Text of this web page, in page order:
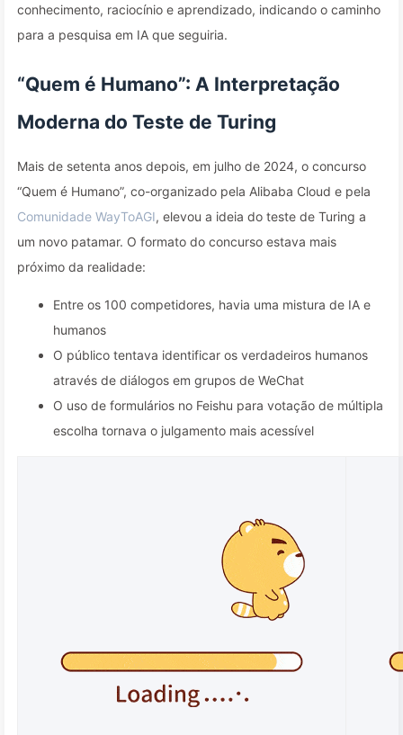
conhecimento, raciocínio e aprendizado, indicando o caminho
para a pesquisa em IA que seguiria.
“Quem é Humano”: A Interpretação
Moderna do Teste de Turing
Mais de setenta anos depois, em julho de 2024, o concurso
“Quem é Humano”, co-organizado pela Alibaba Cloud e pela
Comunidade WayToAGI, elevou a ideia do teste de Turing a
um novo patamar. O formato do concurso estava mais
próximo da realidade:
Entre os 100 competidores, havia uma mistura de IA e
humanos
O público tentava identificar os verdadeiros humanos
através de diálogos em grupos de WeChat
O uso de formulários no Feishu para votação de múltipla
escolha tornava o julgamento mais acessível